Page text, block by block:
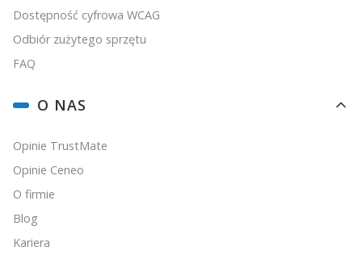
Dostępność cyfrowa WCAG
Odbiór zużytego sprzętu
FAQ
O NAS
Opinie TrustMate
Opinie Ceneo
O firmie
Blog
Kariera